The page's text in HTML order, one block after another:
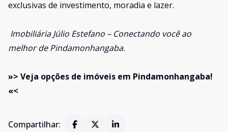
exclusivas de investimento, moradia e lazer.
Imobiliária Júlio Estefano – Conectando você ao
melhor de Pindamonhangaba.
»> Veja opções de imóveis em Pindamonhangaba!
«<
Compartilhar: